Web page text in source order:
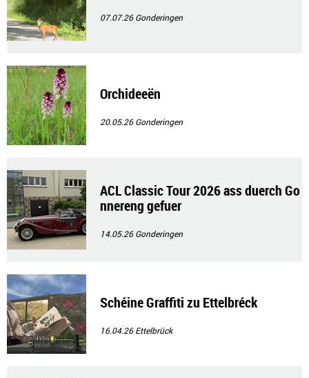
07.07.26Gonderingen
Orchideeën
20.05.26Gonderingen
ACL Classic Tour 2026 ass duerch Go
nnereng gefuer
14.05.26Gonderingen
Schéine Graffiti zu Ettelbréck
16.04.26Ettelbrück